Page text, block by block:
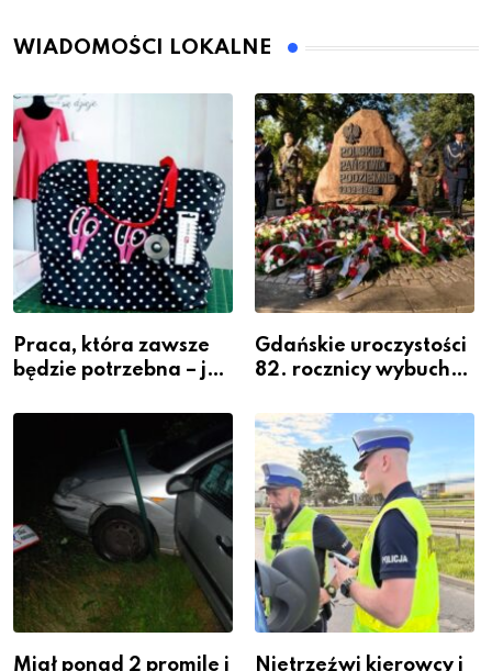
WIADOMOŚCI LOKALNE
Praca, która zawsze
będzie potrzebna – jak
zawodem przyszłości i
gdzie się go nauczyć?
Gdańskie uroczystości
82. rocznicy wybuchu
Warszawskiego
Miał ponad 2 promile i
Nietrzeźwi kierowcy i